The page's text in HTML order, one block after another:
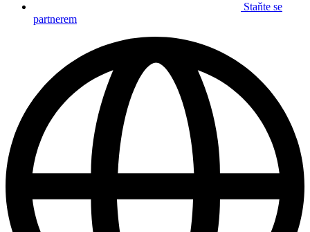
Staňte se
partnerem